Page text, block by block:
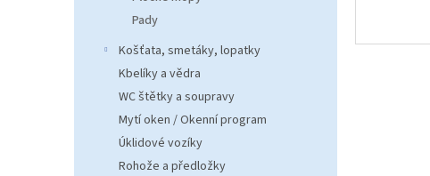
Pady
Košťata, smetáky, lopatky
Kbelíky a vědra
WC štětky a soupravy
Mytí oken / Okenní program
Úklidové vozíky
Rohože a předložky